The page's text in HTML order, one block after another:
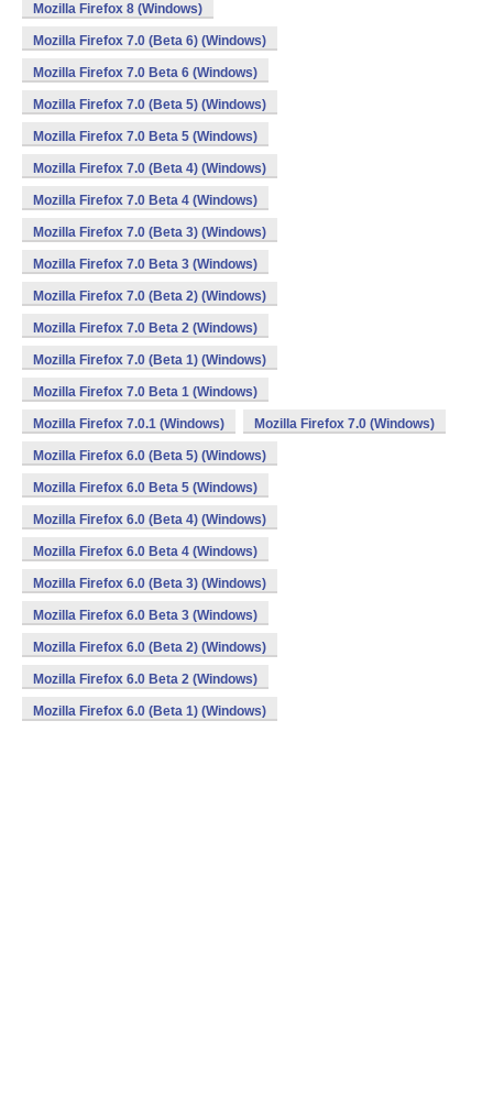
Mozilla Firefox 8 (Windows)
Mozilla Firefox 7.0 (Beta 6) (Windows)
Mozilla Firefox 7.0 Beta 6 (Windows)
Mozilla Firefox 7.0 (Beta 5) (Windows)
Mozilla Firefox 7.0 Beta 5 (Windows)
Mozilla Firefox 7.0 (Beta 4) (Windows)
Mozilla Firefox 7.0 Beta 4 (Windows)
Mozilla Firefox 7.0 (Beta 3) (Windows)
Mozilla Firefox 7.0 Beta 3 (Windows)
Mozilla Firefox 7.0 (Beta 2) (Windows)
Mozilla Firefox 7.0 Beta 2 (Windows)
Mozilla Firefox 7.0 (Beta 1) (Windows)
Mozilla Firefox 7.0 Beta 1 (Windows)
Mozilla Firefox 7.0.1 (Windows) Mozilla Firefox 7.0 (Windows)
Mozilla Firefox 6.0 (Beta 5) (Windows)
Mozilla Firefox 6.0 Beta 5 (Windows)
Mozilla Firefox 6.0 (Beta 4) (Windows)
Mozilla Firefox 6.0 Beta 4 (Windows)
Mozilla Firefox 6.0 (Beta 3) (Windows)
Mozilla Firefox 6.0 Beta 3 (Windows)
Mozilla Firefox 6.0 (Beta 2) (Windows)
Mozilla Firefox 6.0 Beta 2 (Windows)
Mozilla Firefox 6.0 (Beta 1) (Windows)